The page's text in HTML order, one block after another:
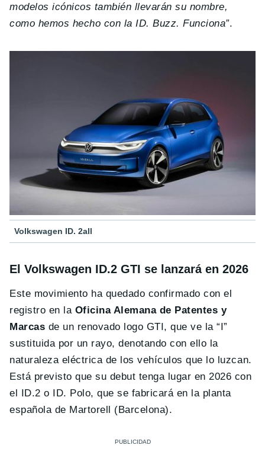
modelos icónicos también llevarán su nombre,
como hemos hecho con la ID. Buzz. Funciona”.
Volkswagen ID. 2all
El Volkswagen ID.2 GTI se lanzará en 2026
Este movimiento ha quedado confirmado con el
registro en la Oficina Alemana de Patentes y
Marcas de un renovado logo GTI, que ve la “I”
sustituida por un rayo, denotando con ello la
naturaleza eléctrica de los vehículos que lo luzcan.
Está previsto que su debut tenga lugar en 2026 con
el ID.2 o ID. Polo, que se fabricará en la planta
española de Martorell (Barcelona).